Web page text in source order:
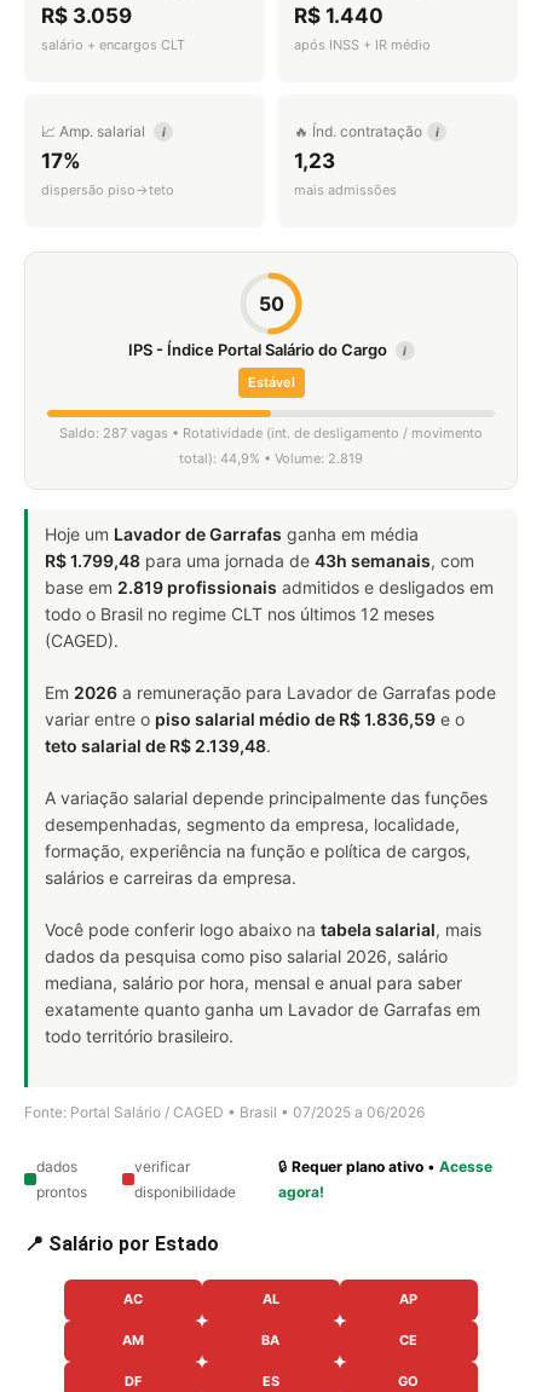
R$ 3.059
salário + encargos CLT
R$ 1.440
após INSS + IR médio
📈 Amp. salarial i
17%
dispersão piso→teto
🔥 Índ. contratação i
1,23
mais admissões
50
IPS - Índice Portal Salário do Cargo i
Estável
Saldo: 287 vagas • Rotatividade (int. de desligamento / movimento
total): 44,9% • Volume: 2.819
Hoje um Lavador de Garrafas ganha em média
R$ 1.799,48 para uma jornada de 43h semanais, com
base em 2.819 profissionais admitidos e desligados em
todo o Brasil no regime CLT nos últimos 12 meses
(CAGED).
Em 2026 a remuneração para Lavador de Garrafas pode
variar entre o piso salarial médio de R$ 1.836,59 e o
teto salarial de R$ 2.139,48.
A variação salarial depende principalmente das funções
desempenhadas, segmento da empresa, localidade,
formação, experiência na função e política de cargos,
salários e carreiras da empresa.
Você pode conferir logo abaixo na tabela salarial, mais
dados da pesquisa como piso salarial 2026, salário
mediana, salário por hora, mensal e anual para saber
exatamente quanto ganha um Lavador de Garrafas em
todo território brasileiro.
Fonte: Portal Salário / CAGED • Brasil • 07/2025 a 06/2026
dados
prontos
verificar
disponibilidade
🔒Requer plano ativo •Acesse
agora!
📍 Salário por Estado
AC AL AP
AM BA CE
DF ES GO